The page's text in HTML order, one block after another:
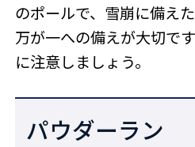
のポールで、雪崩に備えた
万が一への備えが大切で
に注意しましょう。
パウダーラン